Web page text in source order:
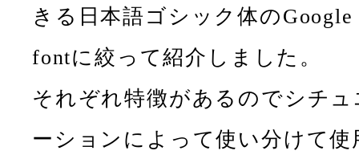
きる日本語ゴシック体のGoogle
fontに絞って紹介しました。
それぞれ特徴があるのでシチュ
ーションによって使い分けて使